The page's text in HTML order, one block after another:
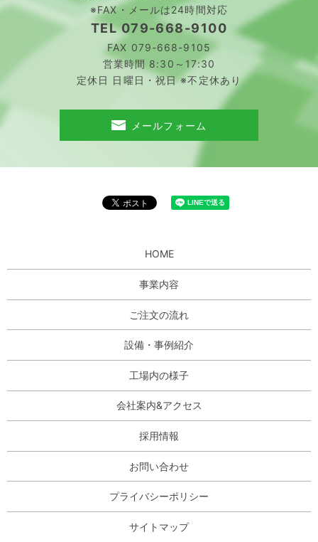
※FAX・メールは24時間対応
TEL079-668-9100
FAX 079-668-9105
営業時間 8:30～17:30
定休日 日曜日・祝日 ※不定休あり
メールフォーム
HOME
事業内容
ご注文の流れ
設備・事例紹介
工場内の様子
会社案内&アクセス
採用情報
お問い合わせ
プライバシーポリシー
サイトマップ